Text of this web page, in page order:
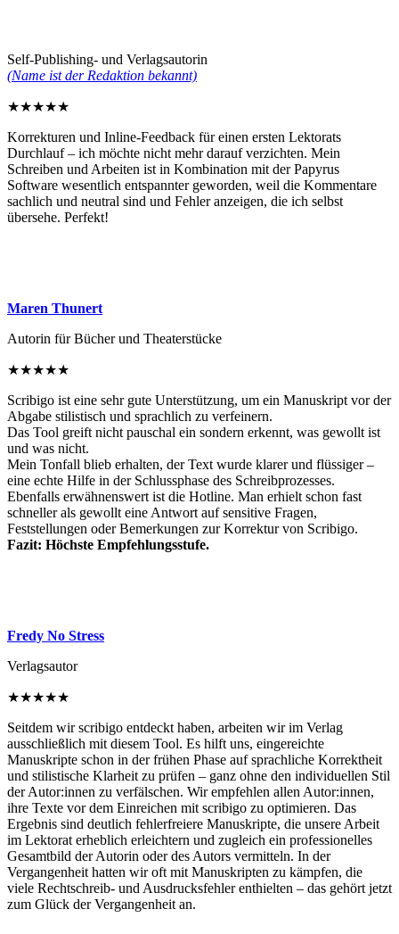
Self-Publishing- und Verlagsautorin
(Name ist der Redaktion bekannt)
★★★★★
Korrekturen und Inline-Feedback für einen ersten Lektorats
Durchlauf – ich möchte nicht mehr darauf verzichten. Mein
Schreiben und Arbeiten ist in Kombination mit der Papyrus
Software wesentlich entspannter geworden, weil die Kommentare
sachlich und neutral sind und Fehler anzeigen, die ich selbst
übersehe. Perfekt!
Maren Thunert
Autorin für Bücher und Theaterstücke
★★★★★
Scribigo ist eine sehr gute Unterstützung, um ein Manuskript vor der
Abgabe stilistisch und sprachlich zu verfeinern.
Das Tool greift nicht pauschal ein sondern erkennt, was gewollt ist
und was nicht.
Mein Tonfall blieb erhalten, der Text wurde klarer und flüssiger –
eine echte Hilfe in der Schlussphase des Schreibprozesses.
Ebenfalls erwähnenswert ist die Hotline. Man erhielt schon fast
schneller als gewollt eine Antwort auf sensitive Fragen,
Feststellungen oder Bemerkungen zur Korrektur von Scribigo.
Fazit: Höchste Empfehlungsstufe.
Fredy No Stress
Verlagsautor
★★★★★
Seitdem wir scribigo entdeckt haben, arbeiten wir im Verlag
ausschließlich mit diesem Tool. Es hilft uns, eingereichte
Manuskripte schon in der frühen Phase auf sprachliche Korrektheit
und stilistische Klarheit zu prüfen – ganz ohne den individuellen Stil
der Autor:innen zu verfälschen. Wir empfehlen allen Autor:innen,
ihre Texte vor dem Einreichen mit scribigo zu optimieren. Das
Ergebnis sind deutlich fehlerfreiere Manuskripte, die unsere Arbeit
im Lektorat erheblich erleichtern und zugleich ein professionelles
Gesamtbild der Autorin oder des Autors vermitteln. In der
Vergangenheit hatten wir oft mit Manuskripten zu kämpfen, die
viele Rechtschreib- und Ausdrucksfehler enthielten – das gehört jetzt
zum Glück der Vergangenheit an.